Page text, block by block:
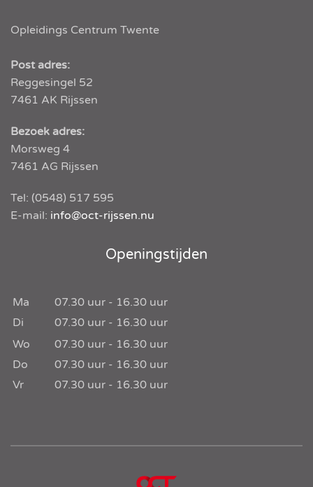
Opleidings Centrum Twente
Post adres:
Reggesingel 52
7461 AK Rijssen
Bezoek adres:
Morsweg 4
7461 AG Rijssen
Tel: (0548) 517 595
E-mail: info@oct-rijssen.nu
Openingstijden
Ma 07.30 uur - 16.30 uur
Di
07.30 uur - 16.30 uur
Wo
07.30 uur - 16.30 uur
Do
07.30 uur - 16.30 uur
Vr
07.30 uur - 16.30 uur